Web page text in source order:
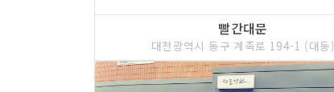
빨간대문
대전광역시 동구 계족로 194-1 (대동)